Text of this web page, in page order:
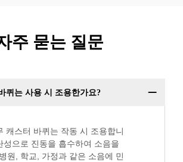
주 묻는 질문
퀴는 사용 시 조용한가요?
캐스터 바퀴는 작동 시 조용합니
성으로 진동을 흡수하여 소음을
원, 학교, 가정과 같은 소음에 민